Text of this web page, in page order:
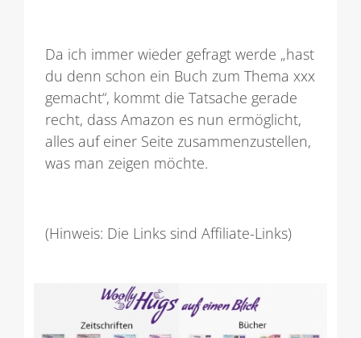
Da ich immer wieder gefragt werde „hast
du denn schon ein Buch zum Thema xxx
gemacht“, kommt die Tatsache gerade
recht, dass Amazon es nun ermöglicht,
alles auf einer Seite zusammenzustellen,
was man zeigen möchte.
(Hinweis: Die Links sind Affiliate-Links)